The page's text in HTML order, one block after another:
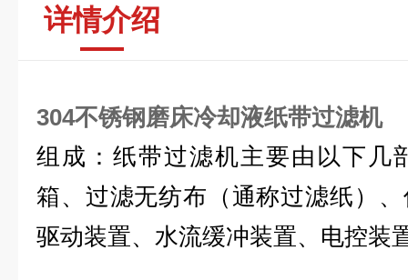
详情介绍
304不锈钢磨床冷却液纸带过滤机
组成：纸带过滤机主要由以下几
箱、过滤无纺布（通称过滤纸）
驱动装置、水流缓冲装置、电控装